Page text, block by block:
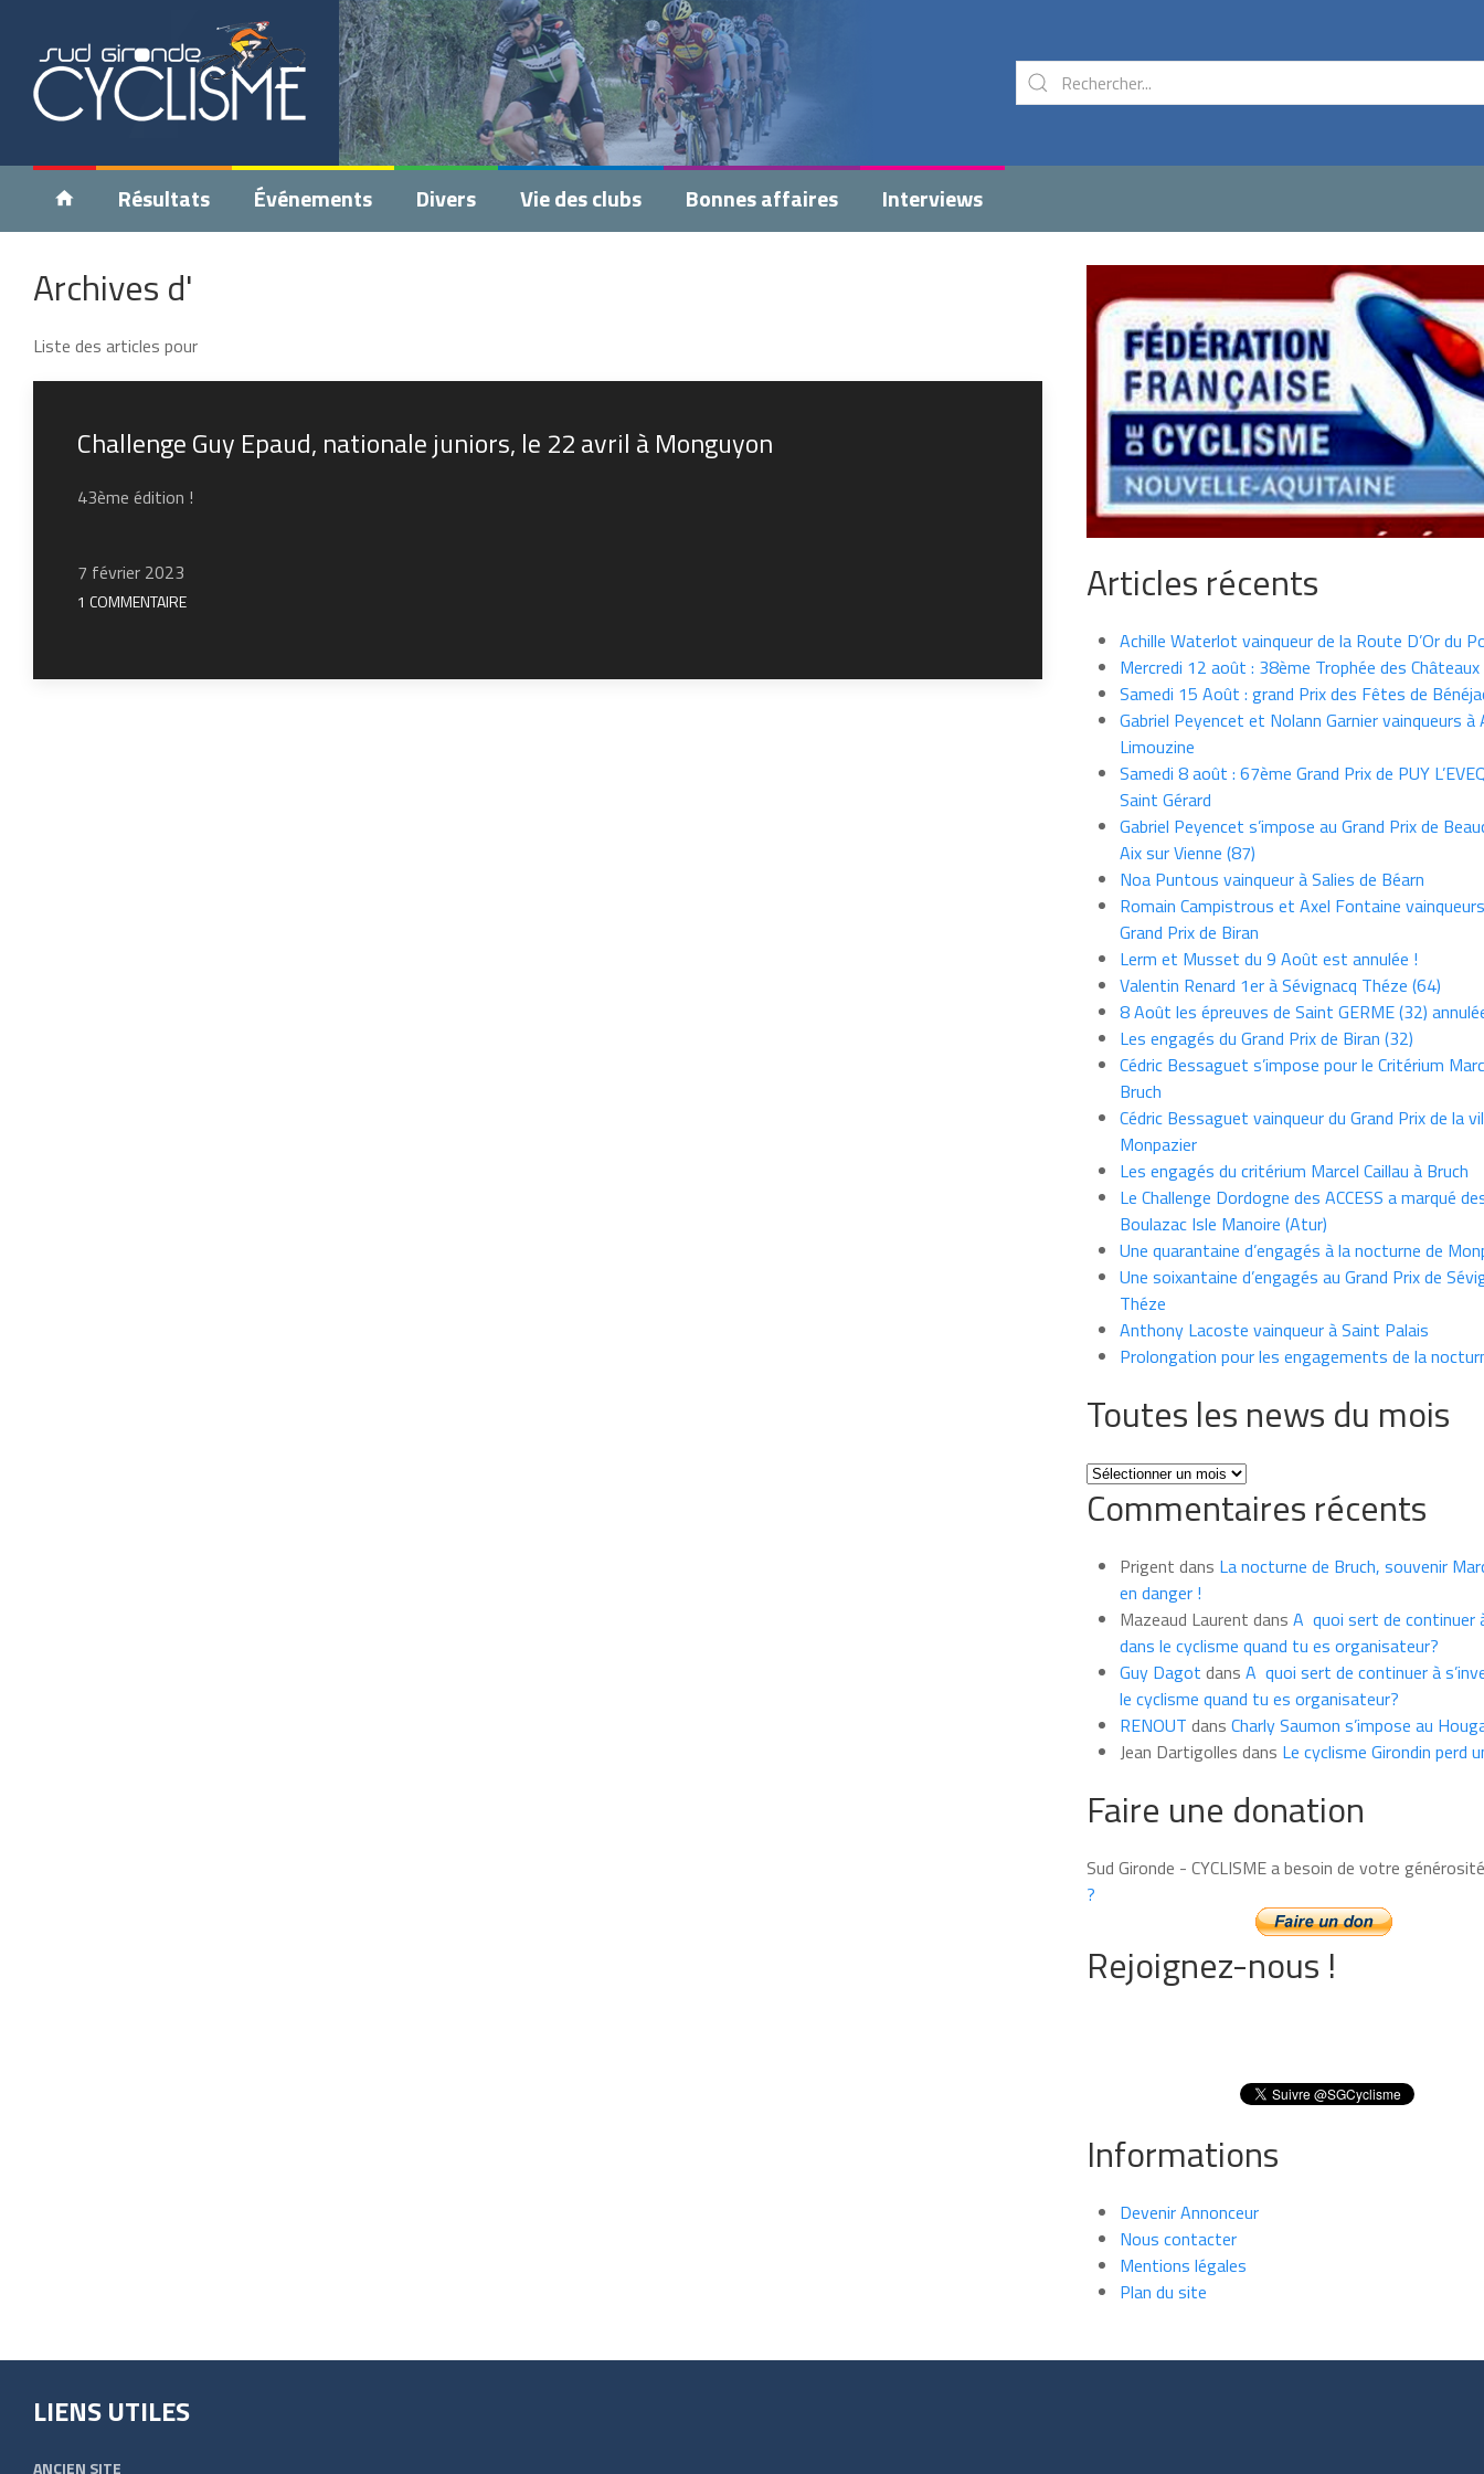
Résultats Événements Divers Vie des clubs Bonnes affaires Interviews
Archives d'
Liste des articles pour
Challenge Guy Epaud, nationale juniors, le 22 avril à Monguyon
43ème édition !
7 février 2023
1 COMMENTAIRE Articles récents
Achille Waterlot vainqueur de la Route D’Or du
Mercredi 12 août : 38ème Trophée des Châteaux
Samedi 15 Août : grand Prix des Fêtes de
Gabriel Peyencet et Nolann Garnier vainqueurs à
Limouzine
Samedi 8 août : 67ème Grand Prix de PUY
Saint Gérard
Gabriel Peyencet s’impose au Grand Prix de
Aix sur Vienne (87)
Noa Puntous vainqueur à Salies de Béarn
Romain Campistrous et Axel Fontaine
Grand Prix de Biran
Lerm et Musset du 9 Août est annulée !
Valentin Renard 1er à Sévignacq Théze (64)
8 Août les épreuves de Saint GERME (32)
Les engagés du Grand Prix de Biran (32)
Cédric Bessaguet s’impose pour le Critérium
Bruch
Cédric Bessaguet vainqueur du Grand Prix de la
Monpazier
Les engagés du critérium Marcel Caillau à Bruch
Le Challenge Dordogne des ACCESS a marqué
Boulazac Isle Manoire (Atur)
Une quarantaine d’engagés à la nocturne de
Une soixantaine d’engagés au Grand Prix de
Théze
Anthony Lacoste vainqueur à Saint Palais
Prolongation pour les engagements de la
Toutes les news du mois
Toutes
les
news
mois
Commentaires récents
Prigent dans La nocturne de Bruch, souvenir
en danger !
Mazeaud Laurent dans A quoi sert de continuer
dans le cyclisme quand tu es organisateur?
Guy Dagot dans A quoi sert de continuer à
le cyclisme quand tu es organisateur?
RENOUT dans Charly Saumon s’impose au
Jean Dartigolles dans Le cyclisme Girondin perd
Faire une donation
Sud Gironde - CYCLISME a besoin de votre
?
Rejoignez-nous !
Informations
Devenir Annonceur
Nous contacter
Mentions légales
Plan du site
LIENS UTILES
ANCIEN SITE